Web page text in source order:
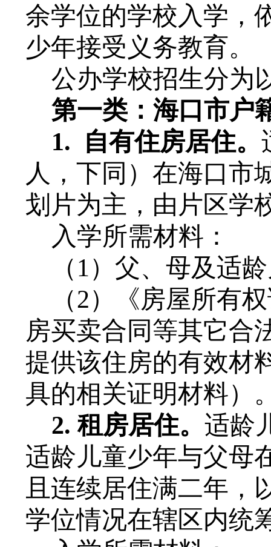
余学位的学校入学，
少年接受义务教育。
公办学校招生分为
第一类：海口市户
1.
自有住房居住。
人，下同）在海口市
划片为主， 由 片区学
入学所需材料：
（1）父、母及适
（2）《房屋所有
房买卖合同等其它合
提供该住房的有效材
具的相关证明材料）
2. 租房居住。适龄
适龄儿童少年与父母
且连续居住满二年，
学位情况在辖区内统